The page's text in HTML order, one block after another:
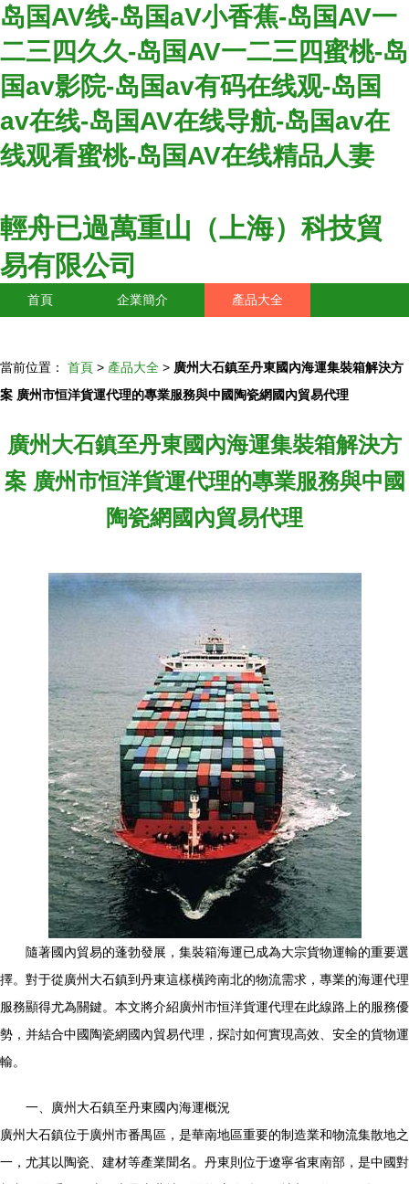
岛国AV线-岛国aV小香蕉-岛国AV一
二三四久久-岛国AV一二三四蜜桃-岛
国av影院-岛国av有码在线观-岛国
av在线-岛国AV在线导航-岛国av在
线观看蜜桃-岛国AV在线精品人妻
輕舟已過萬重山（上海）科技貿
易有限公司
首頁 企業簡介 產品大全
當前位置： 首頁 > 產品大全 > 廣州大石鎮至丹東國內海運集裝箱解決方
案 廣州市恒洋貨運代理的專業服務與中國陶瓷網國內貿易代理
廣州大石鎮至丹東國內海運集裝箱解決方
案 廣州市恒洋貨運代理的專業服務與中國
陶瓷網國內貿易代理
隨著國內貿易的蓬勃發展，集裝箱海運已成為大宗貨物運輸的重要選
擇。對于從廣州大石鎮到丹東這樣橫跨南北的物流需求，專業的海運代理
服務顯得尤為關鍵。本文將介紹廣州市恒洋貨運代理在此線路上的服務優
勢，并結合中國陶瓷網國內貿易代理，探討如何實現高效、安全的貨物運
輸。
一、廣州大石鎮至丹東國內海運概況
廣州大石鎮位于廣州市番禺區，是華南地區重要的制造業和物流集散地之
一，尤其以陶瓷、建材等產業聞名。丹東則位于遼寧省東南部，是中國對